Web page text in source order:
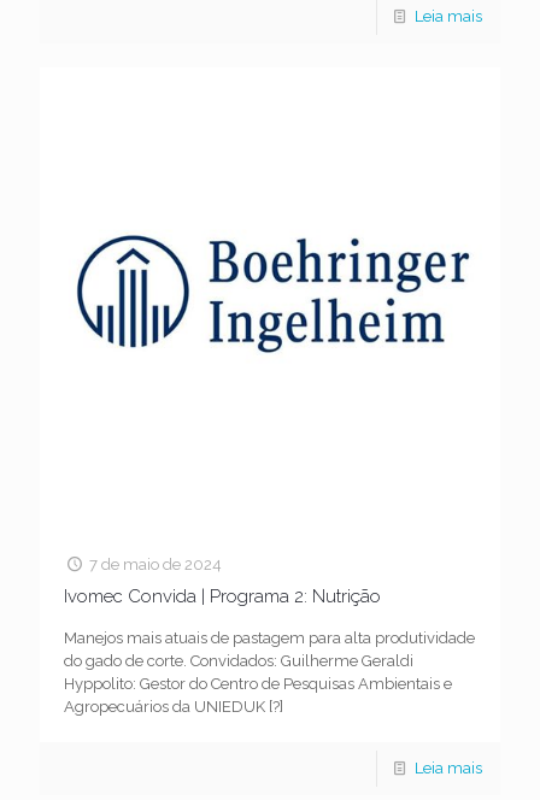
Leia mais
7 de maio de 2024
Ivomec Convida | Programa 2: Nutrição
Manejos mais atuais de pastagem para alta produtividade
do gado de corte. Convidados: Guilherme Geraldi
Hyppolito: Gestor do Centro de Pesquisas Ambientais e
Agropecuários da UNIEDUK [?]
Leia mais